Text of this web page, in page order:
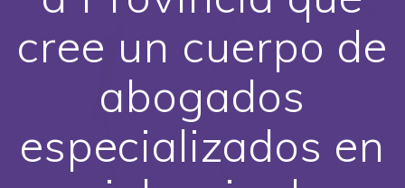
cree un cuerpo de
abogados
especializados en